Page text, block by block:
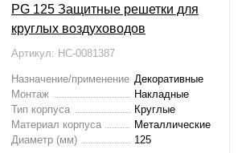
PG 125 Защитные решетки для
круглых воздуховодов
Артикул: НС-0081387
Назначение/применение Декоративные
Монтаж
Накладные
Тип корпуса
Круглые
Материал корпуса
Металлические
Диаметр (мм)
125